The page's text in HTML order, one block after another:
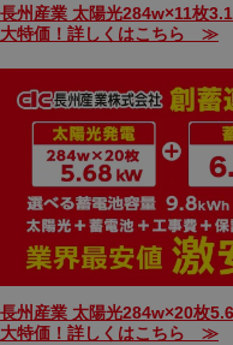
長州産業 太陽光284w×11枚
大特価！詳しくはこちら ≫
長州産業 太陽光284w×20枚
大特価！詳しくはこちら ≫